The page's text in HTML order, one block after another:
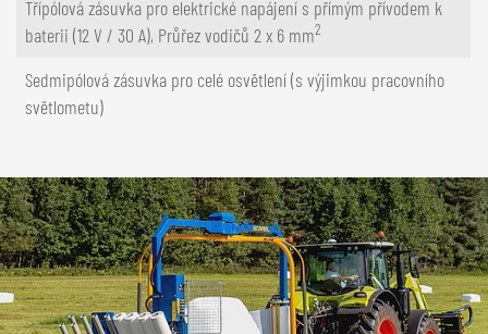
Třípólová zásuvka pro elektrické napájení s přímým přívodem k
baterii (12 V / 30 A), Průřez vodičů 2 x 6 mm2
Sedmipólová zásuvka pro celé osvětlení (s výjimkou pracovního
světlometu)